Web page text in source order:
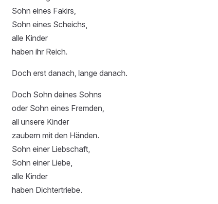
Sohn eines Fakirs,
Sohn eines Scheichs,
alle Kinder
haben ihr Reich.
Doch erst danach, lange danach.
Doch Sohn deines Sohns
oder Sohn eines Fremden,
all unsere Kinder
zaubern mit den Händen.
Sohn einer Liebschaft,
Sohn einer Liebe,
alle Kinder
haben Dichtertriebe.